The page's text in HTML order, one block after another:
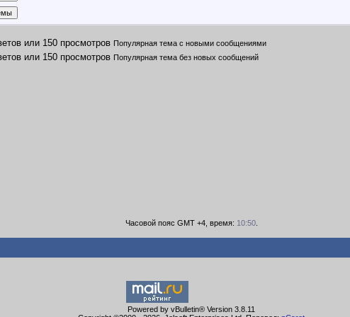
Популярная тема с новыми сообщениями
Популярная тема без новых сообщений
Часовой пояс GMT +4, время: 10:50.
Powered by vBulletin® Version 3.8.11